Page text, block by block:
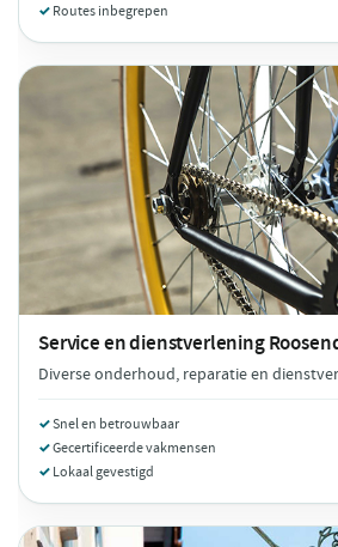
Routes inbegrepen
Service en dienstverlening
Diverse onderhoud, reparatie en
Snel en betrouwbaar
Gecertificeerde vakmensen
Lokaal gevestigd